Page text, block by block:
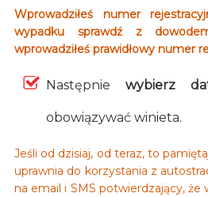
Wprowadziłeś numer
wypadku sprawdź z
wprowadziłeś prawidłowy numer
Następnie wybierz
obowiązywać winieta.
Jeśli od dzisiaj, od teraz, to
uprawnia do korzystania z
na email i SMS potwierdzający, że